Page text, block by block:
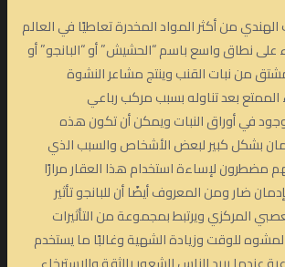
الهندي من أكثر المواد المخدرة تعاطيًا في العالم
على نطاق واسع باسم “الحشيش” أو “البانجو” أو
من نبات القنب وينتج مشاعر النشوة
الممتع بعد تناوله بسبب مركب رباعي
في أوراق النبات ويمكن أن تكون هذه
بشكل كبير لبعض الأشخاص والسبب الذي
مضطرون لإساءة استخدام هذا العقار مرارًا
ضار ومن المعروف أيضًا أن للبانجو تأثير
المركزي ويرتبط بمجموعة من التأثيرات
للوقت وزيادة الشهية وغالبًا ما يستخدم